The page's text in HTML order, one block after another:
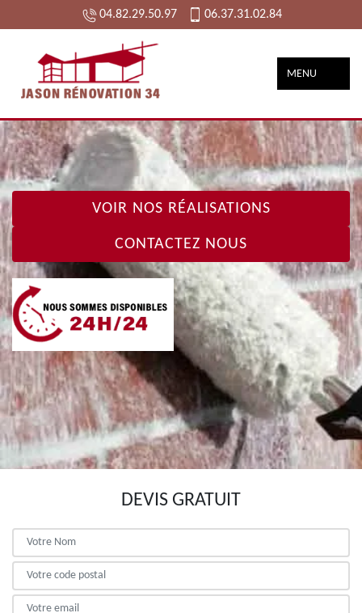
04.82.29.50.97 06.37.31.02.84
MENU
VOIR NOS RÉALISATIONS
CONTACTEZ NOUS
DEVIS GRATUIT